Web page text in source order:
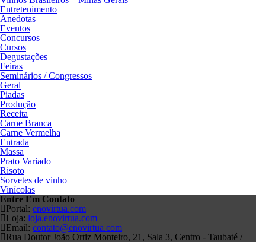
Entretenimento
Anedotas
Eventos
Concursos
Cursos
Degustações
Feiras
Seminários / Congressos
Geral
Piadas
Produção
Receita
Carne Branca
Carne Vermelha
Entrada
Massa
Prato Variado
Risoto
Sorvetes de vinho
Vinícolas
Entre Em Contato
Portal: enovirtua.com
Loja: loja.enovirtua.com
Email: contato@enovirtua.com
Rua Doutor João Ortiz Monteiro, 21, Sala 3, Centro - Taubaté /